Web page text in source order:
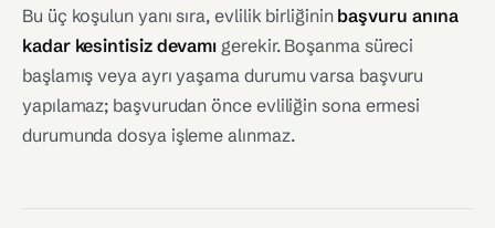
Bu üç koşulun yanı sıra, evlilik birliğinin başvuru anına
kadar kesintisiz devamı gerekir. Boşanma süreci
başlamış veya ayrı yaşama durumu varsa başvuru
yapılamaz; başvurudan önce evliliğin sona ermesi
durumunda dosya işleme alınmaz.